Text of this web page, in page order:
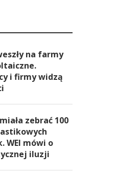
na farmy
i firmy widzą
zebrać 100
WEI mówi o
iluzji